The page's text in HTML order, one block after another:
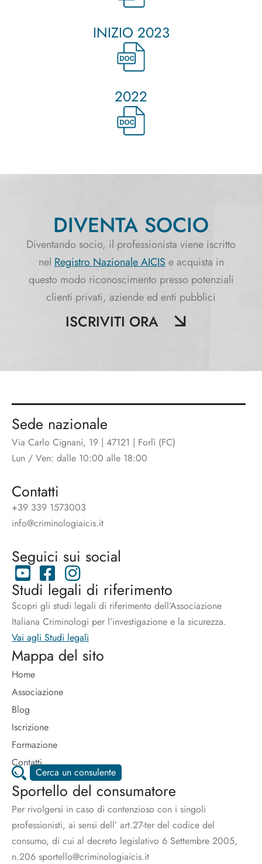
INIZIO 2023
2022
DIVENTA SOCIO
Diventando socio, il professionista viene iscritto
nel Registro Nazionale AICIS e acquista in
questo modo riconoscimento presso potenziali
clienti privati, aziende ed enti pubblici
ISCRIVITI ORA
Sede nazionale
Via Carlo Cignani, 19 | 47121 | Forlì (FC)
Lun / Ven: dalle 10:00 alle 18:00
Contatti
+39 339 1573003
info@criminologiaicis.it
Seguici sui social
Studi legali di riferimento
Scopri gli studi legali di riferimento dell’Associazione
Italiana Criminologi per l’investigazione e la sicurezza.
Vai agli Studi legali
Mappa del sito
Home
Associazione
Blog
Iscrizione
Formazione
Contatti
Cerca un consulente
Sportello del consumatore
Per rivolgersi in caso di contenzioso con i singoli
professionisti, ai sensi dell’ art.27-ter del codice del
consumo, di cui al decreto legislativo 6 Settembre 2005,
n.206 sportello@criminologiaicis.it